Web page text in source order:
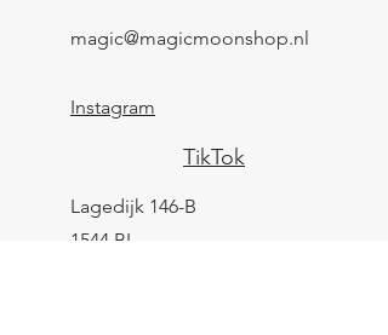
magic@magicmoonshop.nl
Instagram
TikTok
Lagedijk 146-B
1544 BL